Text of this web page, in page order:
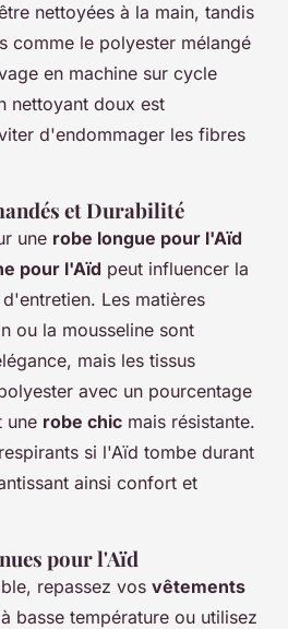
nettoyées à la main, tandis
comme le polyester mélangé
en machine sur cycle
nettoyant doux est
d'endommager les fibres
et Durabilité
une robe longue pour l'Aïd
pour l'Aïd peut influencer la
Les matières
ou la mousseline sont
mais les tissus
avec un pourcentage
une robe chic mais résistante.
si l'Aïd tombe durant
ainsi confort et
pour l'Aïd
repassez vos vêtements
à basse température ou utilisez